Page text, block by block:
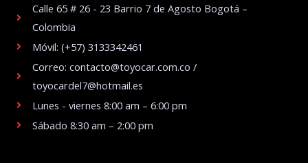
Calle 65 # 26 - 23 Barrio 7 de Agosto Bogotá –
Colombia
Móvil: (+57) 3133342461
Correo: contacto@toyocar.com.co /
toyocardel7@hotmail.es
Lunes - viernes 8:00 am – 6:00 pm
Sábado 8:30 am – 2:00 pm